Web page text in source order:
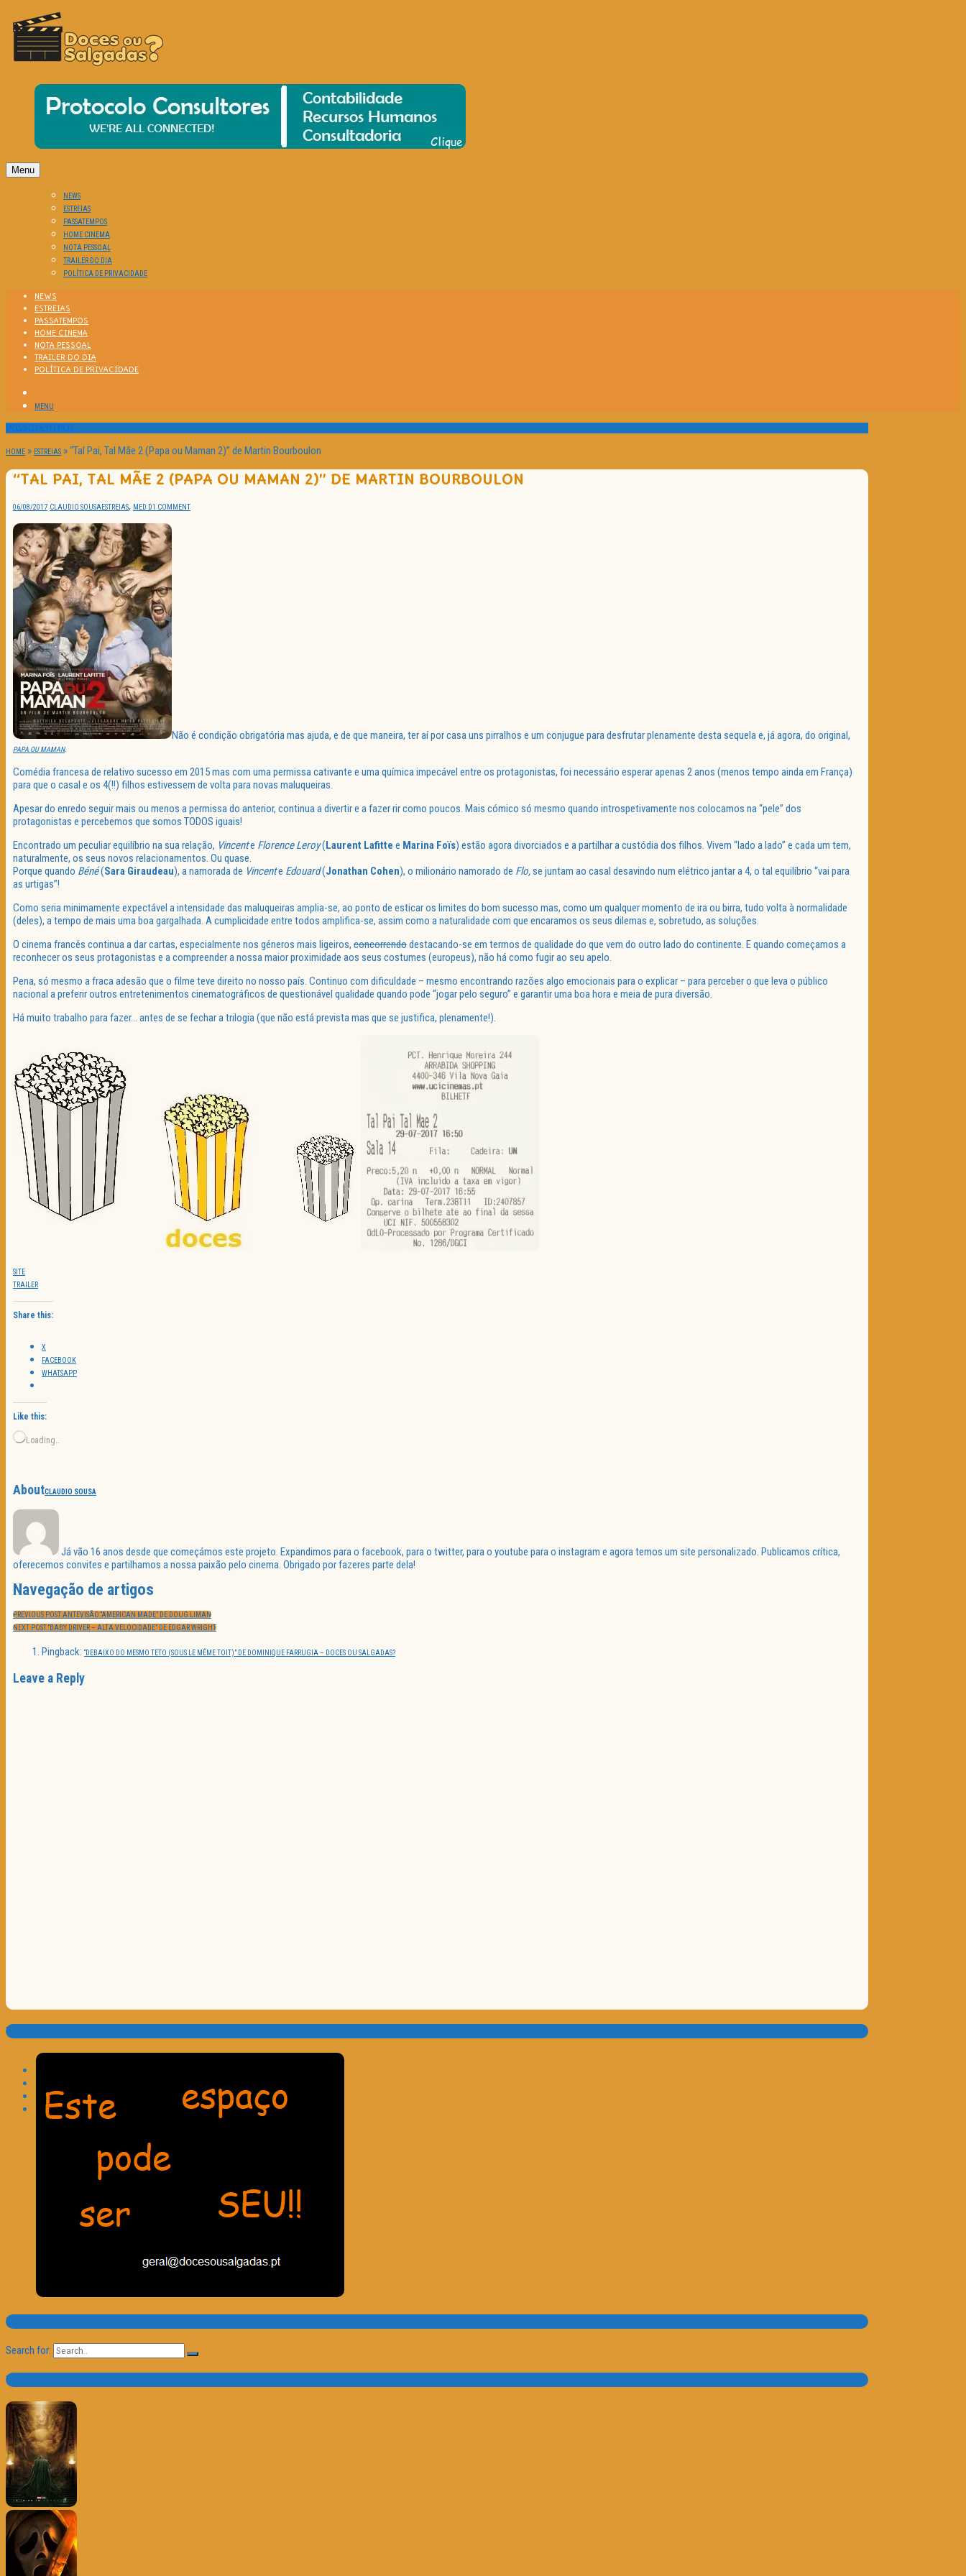
DOCES OU SALGADAS?
O Cinema? Uma Paixão!!
Menu
NEWS
ESTREIAS
PASSATEMPOS
HOME CINEMA
NOTA PESSOAL
TRAILER DO DIA
POLÍTICA DE PRIVACIDADE
NEWS
ESTREIAS
PASSATEMPOS
HOME CINEMA
NOTA PESSOAL
TRAILER DO DIA
POLÍTICA DE PRIVACIDADE
MENU
Passatempos
HOME » ESTREIAS »“Tal Pai, Tal Mãe 2 (Papa ou Maman 2)” de Martin Bourboulon
“TAL PAI, TAL MÃE 2 (PAPA OU MAMAN 2)” DE MARTIN BOURBOULON
06/08/2017 CLAUDIO SOUSAESTREIAS, MED D1 COMMENT
Não é condição obrigatória mas ajuda, e de que maneira, ter aí por casa uns pirralhos e um conjugue para desfrutar plenamente desta sequela e, já agora, do original,
PAPA OU MAMAN.
Comédia francesa de relativo sucesso em 2015 mas com uma permissa cativante e uma química impecável entre os protagonistas, foi necessário esperar apenas 2 anos (menos tempo ainda em França)
para que o casal e os 4(!!) filhos estivessem de volta para novas maluqueiras.
Apesar do enredo seguir mais ou menos a permissa do anterior, continua a divertir e a fazer rir como poucos. Mais cómico só mesmo quando introspetivamente nos colocamos na “pele” dos
protagonistas e percebemos que somos TODOS iguais!
Encontrado um peculiar equilíbrio na sua relação, Vincente Florence Leroy(Laurent Lafitte e Marina Foïs) estão agora divorciados e a partilhar a custódia dos filhos. Vivem “lado a lado” e cada um tem,
naturalmente, os seus novos relacionamentos. Ou quase.
Porque quando Béné(Sara Giraudeau), a namorada de Vincente Edouard(Jonathan Cohen), o milionário namorado de Flo,se juntam ao casal desavindo num elétrico jantar a 4, o tal equilíbrio “vai para
as urtigas”!
Como seria minimamente expectável a intensidade das maluqueiras amplia-se, ao ponto de esticar os limites do bom sucesso mas, como um qualquer momento de ira ou birra, tudo volta à normalidade
(deles), a tempo de mais uma boa gargalhada. A cumplicidade entre todos amplifica-se, assim como a naturalidade com que encaramos os seus dilemas e, sobretudo, as soluções.
O cinema francês continua a dar cartas, especialmente nos géneros mais ligeiros, concorrendodestacando-se em termos de qualidade do que vem do outro lado do continente. E quando começamos a
reconhecer os seus protagonistas e a compreender a nossa maior proximidade aos seus costumes (europeus), não há como fugir ao seu apelo.
Pena, só mesmo a fraca adesão que o filme teve direito no nosso país. Continuo com dificuldade – mesmo encontrando razões algo emocionais para o explicar – para perceber o que leva o público
nacional a preferir outros entretenimentos cinematográficos de questionável qualidade quando pode “jogar pelo seguro” e garantir uma boa hora e meia de pura diversão.
Há muito trabalho para fazer… antes de se fechar a trilogia (que não está prevista mas que se justifica, plenamente!).
SITE
TRAILER
Share this:
X
FACEBOOK
WHATSAPP
Like this:
Loading…
AboutCLAUDIO SOUSA
Já vão 16 anos desde que começámos este projeto. Expandimos para o facebook, para o twitter, para o youtube para o instagram e agora temos um site personalizado. Publicamos crítica,
oferecemos convites e partilhamos a nossa paixão pelo cinema. Obrigado por fazeres parte dela!
Navegação de artigos
PREVIOUS POST:ANTEVISÃO “AMERICAN MADE” DE DOUG LIMAN
NEXT POST:“BABY DRIVER – ALTA VELOCIDADE” DE EDGAR WRIGHT
Pingback: “DEBAIXO DO MESMO TETO (SOUS LE MÊME TOIT)” DE DOMINIQUE FARRUGIA – DOCES OU SALGADAS?
Leave a Reply
Translate:
Pesquisa
Search for:
Trailer e Poster do Dia